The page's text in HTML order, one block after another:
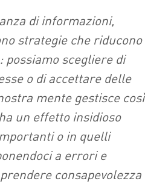
di informazioni,
strategie che riducono
scegliere di
o di accettare delle
mente gestisce così
un effetto insidioso
o in quelli
a errori e
consapevolezza